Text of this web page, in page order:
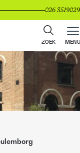
026 3519029
ZOEK MENU